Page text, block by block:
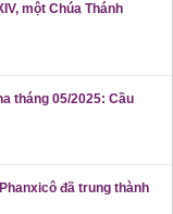
một Chúa Thánh
tháng 05/2025: Cầu
đã trung thành